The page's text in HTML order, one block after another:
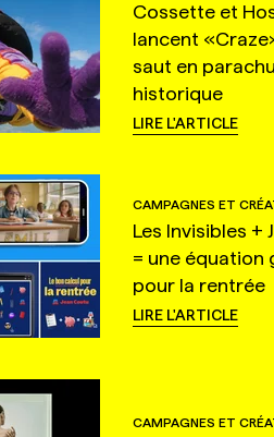
Cossette et
lancent
saut en
historique
LIRE L'ARTICLE
CAMPAGNES ET
Les Invisibles +
= une équation
pour la rentrée
LIRE L'ARTICLE
CAMPAGNES ET